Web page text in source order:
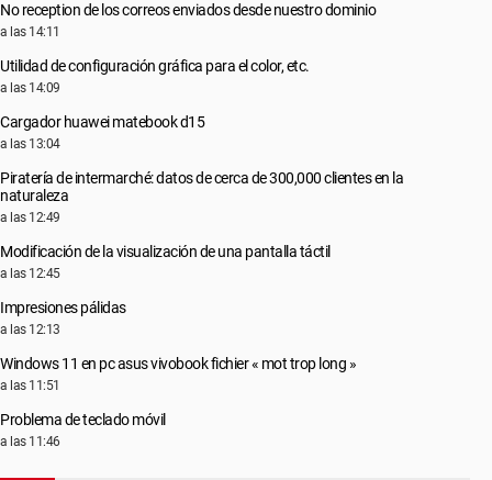
No reception de los correos enviados desde nuestro dominio
a las 14:11
Utilidad de configuración gráfica para el color, etc.
a las 14:09
Cargador huawei matebook d15
a las 13:04
Piratería de intermarché: datos de cerca de 300,000 clientes en la
naturaleza
a las 12:49
Modificación de la visualización de una pantalla táctil
a las 12:45
Impresiones pálidas
a las 12:13
Windows 11 en pc asus vivobook fichier « mot trop long »
a las 11:51
Problema de teclado móvil
a las 11:46